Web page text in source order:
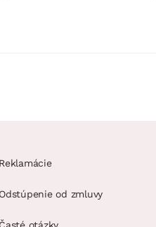
Reklamácie
Odstúpenie od zmluvy